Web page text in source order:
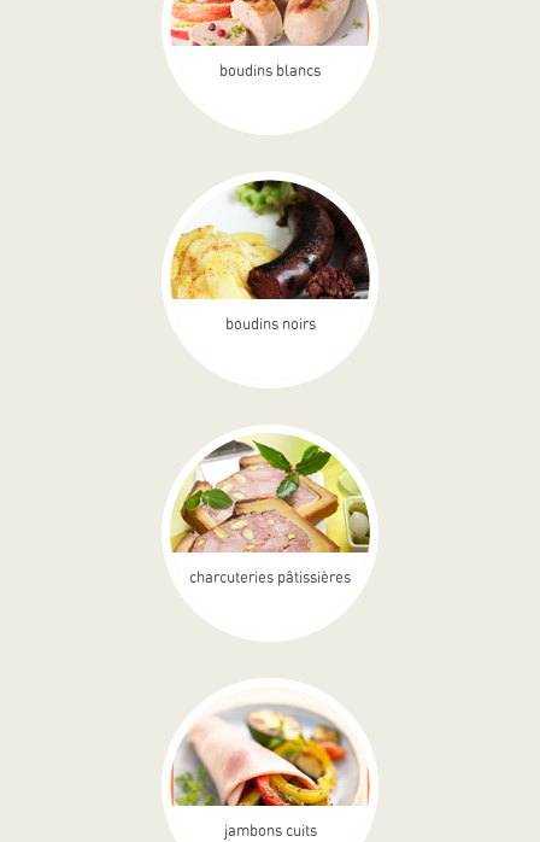
boudins blancs
boudins noirs
charcuteries pâtissières
jambons cuits